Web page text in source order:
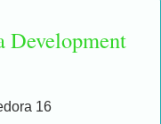
Development
16